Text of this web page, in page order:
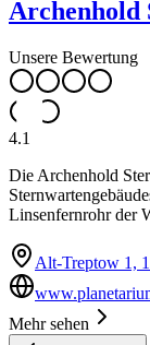
Archenhold
Unsere Bewertung
4.1
Die Archenhold
Linsenfernrohr der
Alt-Treptow 1,
Mehr sehen